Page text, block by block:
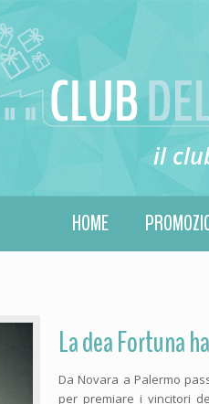
HOME
il
La dea Fortuna
Da Novara a Palermo
per premiare i vincitori